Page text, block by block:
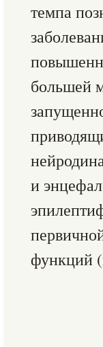
темпа
большей
и
функций